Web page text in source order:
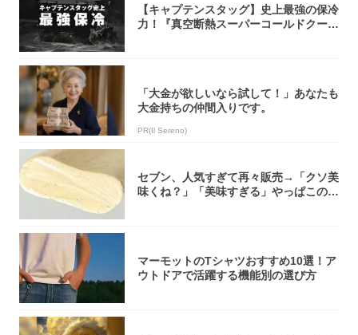
【キャプテンスタッグ】史上最強の保冷
力！『真空断熱スーパーコールドクーラ
「大金が欲しいなら試して！」あなたも
大金持ちの仲間入りです。
PR(Il Sereno)
セブン、人気すぎて再々販売→「クソ美
味くね？」「美味すぎる」やっぱこのク
マーモットのTシャツおすすめ10選！ア
ウトドアで活躍する機能別の選び方